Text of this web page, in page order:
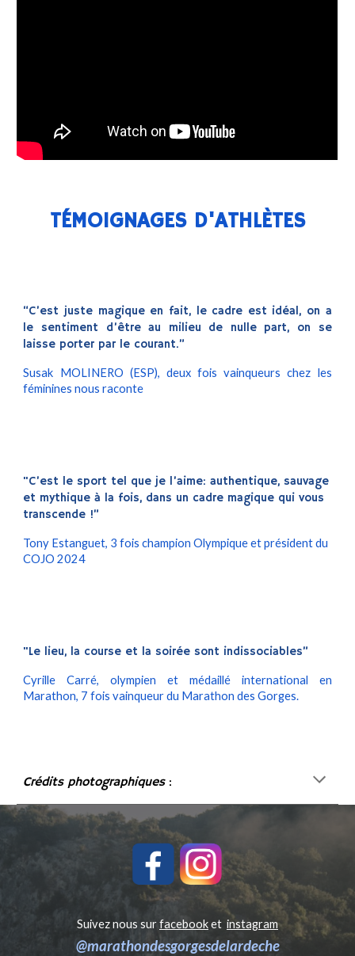
TÉMOIGNAGES D'ATHLÈTES
“C’est juste magique en fait, le cadre est idéal, on a
le sentiment d’être au milieu de nulle part, on se
laisse porter par le courant.”
Susak MOLINERO (ESP), deux fois vainqueurs chez les
féminines nous raconte
"C’est le sport tel que je l’aime: authentique, sauvage
et mythique à la fois, dans un cadre magique qui vous
transcende !”
Tony Estanguet, 3foischampion Olympique et président du
COJO 2024
"Le lieu, la course et la soirée sont indissociables”
Cyrille Carré, olympien et médaillé international en
Marathon, 7 fois vainqueur du Marathon des Gorges.
Crédits photographiques:
Suivez nous surfacebooket instagram
@marathondesgorgesdelardeche